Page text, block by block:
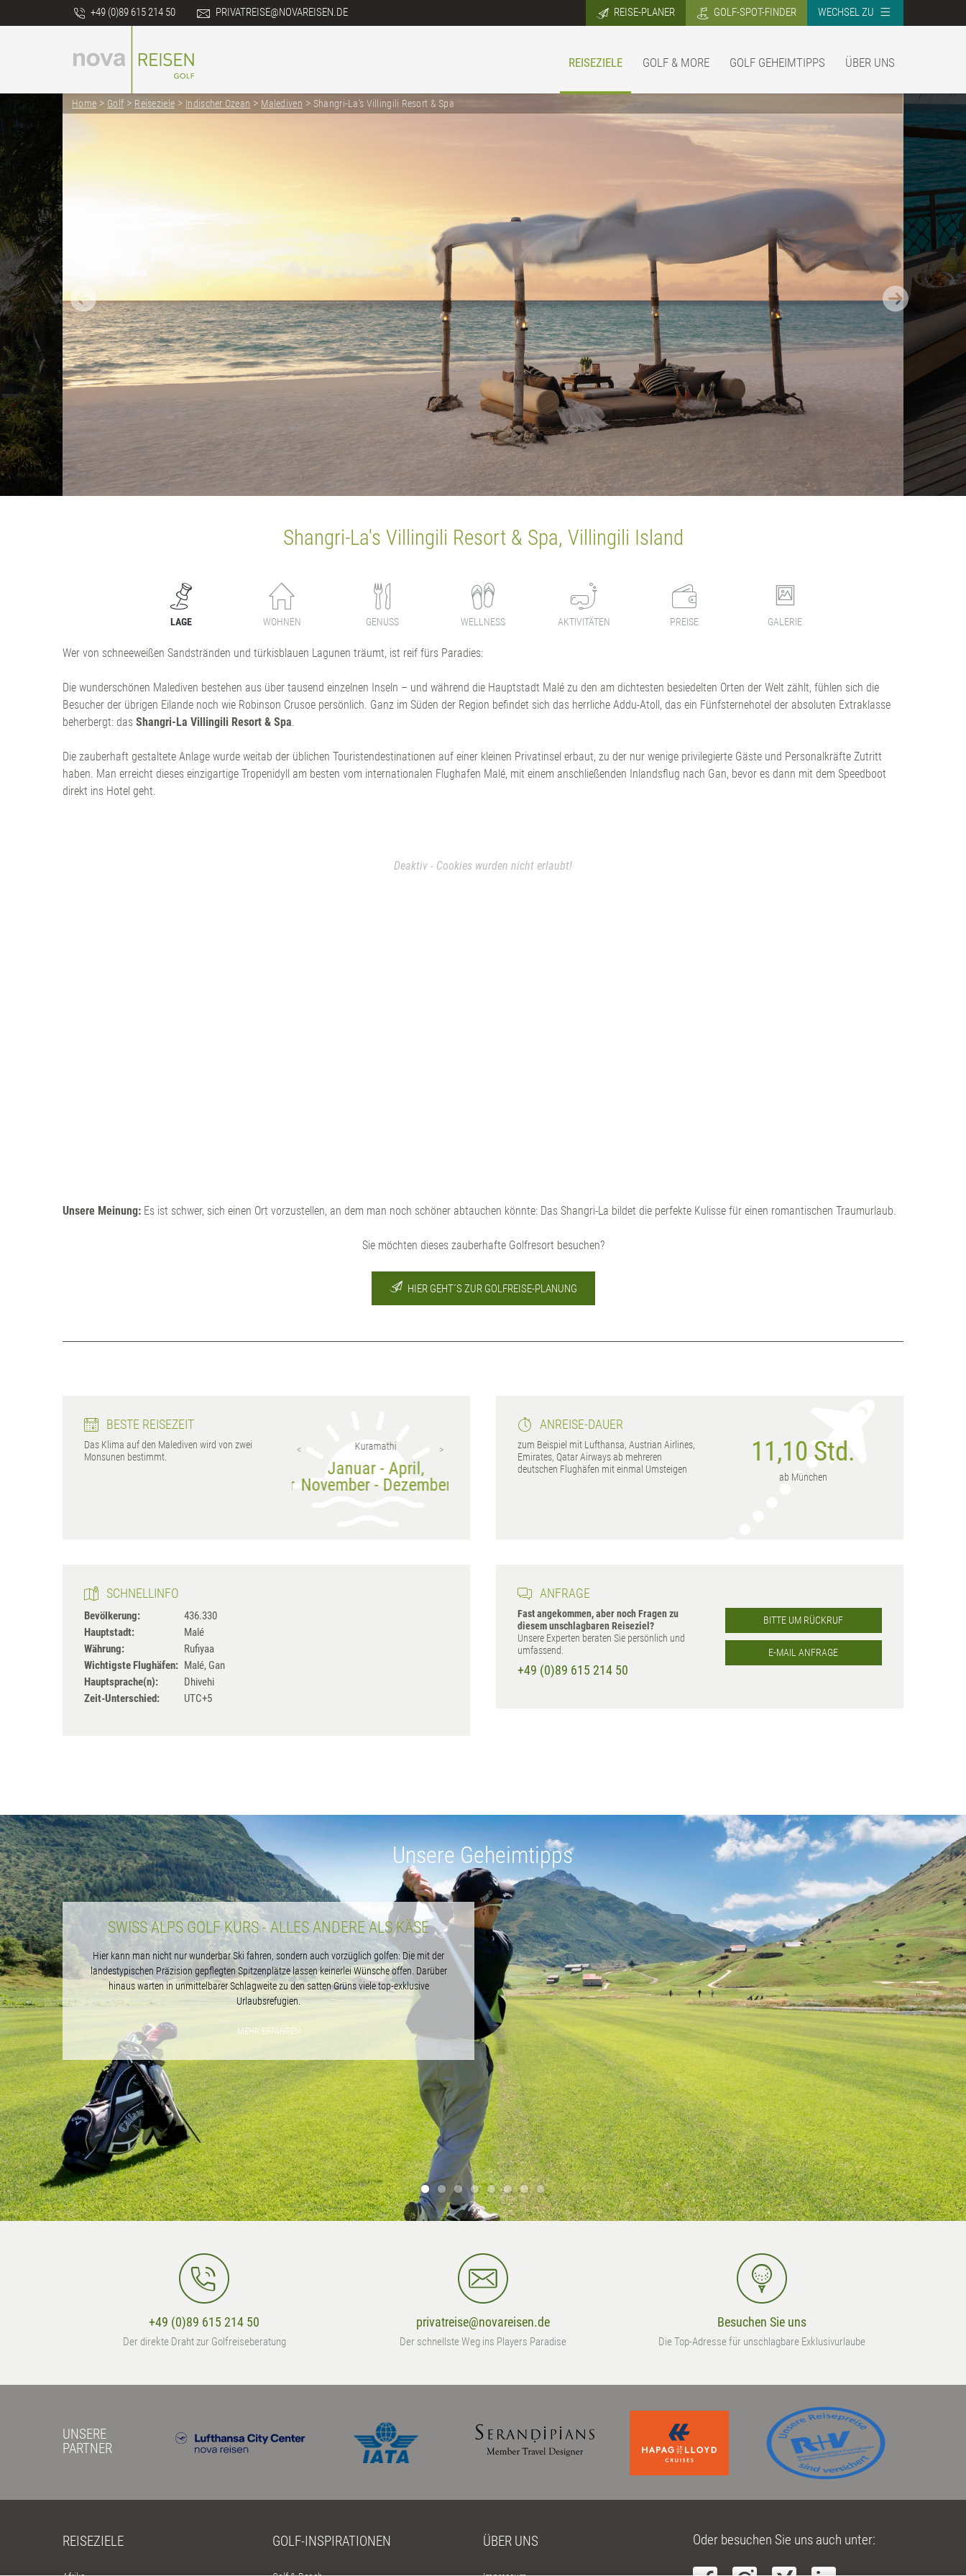
+49 (0)89 615 214 50 PRIVATREISE@NOVAREISEN.DE REISE-PLANER GOLF-SPOT-FINDER WECHSEL ZU
REISEZIELE GOLF & MORE GOLF GEHEIMTIPPS ÜBER UNS
Home > Golf > Reiseziele > Indischer Ozean > Malediven > Shangri-La's Villingili Resort & Spa
Shangri-La's Villingili Resort & Spa, Villingili Island
LAGE WOHNEN GENUSS WELLNESS AKTIVITÄTEN PREISE GALERIE
Wer von schneeweißen Sandstränden und türkisblauen Lagunen träumt, ist reif fürs Paradies:
Die wunderschönen Malediven bestehen aus über tausend einzelnen Inseln – und während die Hauptstadt Malé zu den am dichtesten besiedelten Orten der Welt zählt, fühlen sich die
Besucher der übrigen Eilande noch wie Robinson Crusoe persönlich. Ganz im Süden der Region befindet sich das herrliche Addu-Atoll, das ein Fünfsternehotel der absoluten Extraklasse
beherbergt: das Shangri-La Villingili Resort & Spa.
Die zauberhaft gestaltete Anlage wurde weitab der üblichen Touristendestinationen auf einer kleinen Privatinsel erbaut, zu der nur wenige privilegierte Gäste und Personalkräfte Zutritt
haben. Man erreicht dieses einzigartige Tropenidyll am besten vom internationalen Flughafen Malé, mit einem anschließenden Inlandsflug nach Gan, bevor es dann mit dem Speedboot
direkt ins Hotel geht.
Deaktiv - Cookies wurden nicht erlaubt!
Unsere Meinung: Es ist schwer, sich einen Ort vorzustellen, an dem man noch schöner abtauchen könnte: Das Shangri-La bildet die perfekte Kulisse für einen romantischen Traumurlaub.
Sie möchten dieses zauberhafte Golfresort besuchen?
HIER GEHT´S ZUR GOLFREISE-PLANUNG
BESTE REISEZEIT
Das Klima auf den Malediven wird von zwei
Monsunen bestimmt.
Malé Kuramathi
Januar - April,
November - Dezember
Malé
Januar - April,
ANREISE-DAUER
zum Beispiel mit Lufthansa, Austrian Airlines,
Emirates, Qatar Airways ab mehreren
deutschen Flughäfen mit einmal Umsteigen
11,10 Std.
ab München
SCHNELLINFO
Bevölkerung:
436.330
Hauptstadt:
Malé
Währung:
Rufiyaa
Wichtigste Flughäfen: Malé, Gan
Hauptsprache(n):
Dhivehi
Zeit-Unterschied:
UTC+5
ANFRAGE
Fast angekommen, aber noch Fragen zu
diesem unschlagbaren Reiseziel?
Unsere Experten beraten Sie persönlich und
umfassend.
+49 (0)89 615 214 50
BITTE UM RÜCKRUF
E-MAIL ANFRAGE
SWISS ALPS GOLF KURS - ALLES ANDERE ALS KÄSE
Hier kann man nicht nur wunderbar Ski fahren, sondern auch vorzüglich golfen: Die mit der
landestypischen Präzision gepflegten Spitzenplätze lassen keinerlei Wünsche offen. Darüber
hinaus warten in unmittelbarer Schlagweite zu den satten Grüns viele top-exklusive
Urlaubsrefugien.
MEHR ERFAHREN
Unsere Geheimtipps
+49 (0)89 615 214 50
Der direkte Draht zur Golfreiseberatung
privatreise@novareisen.de
Der schnellste Weg ins Players Paradise
Besuchen Sie uns
Die Top-Adresse für unschlagbare Exklusivurlaube
UNSERE
PARTNER
REISEZIELE GOLF-INSPIRATIONEN ÜBER UNS Oder besuchen Sie uns auch unter: